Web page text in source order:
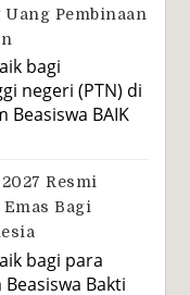
Uang Pembinaan
bagi
negeri (PTN) di
Beasiswa BAIK
Resmi
Emas Bagi
bagi para
Bakti